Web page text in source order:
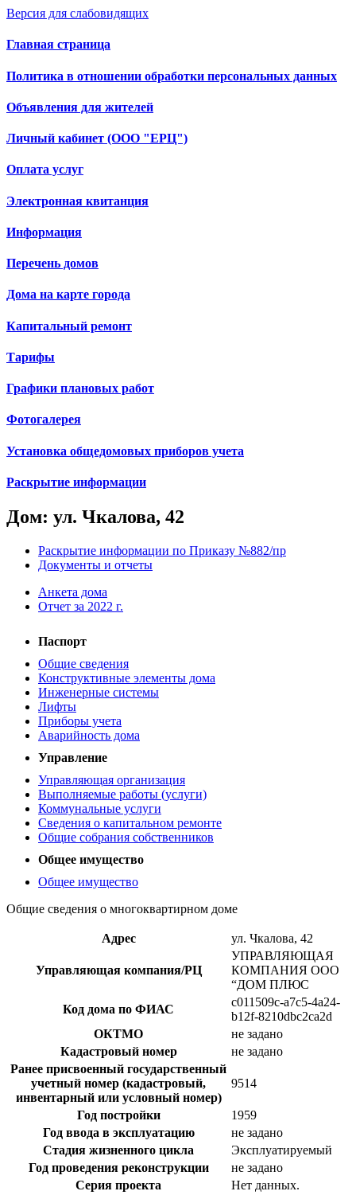
Версия для слабовидящих
Главная страница
Политика в отношении обработки персональных данных
Объявления для жителей
Личный кабинет (ООО "ЕРЦ")
Оплата услуг
Электронная квитанция
Информация
Перечень домов
Дома на карте города
Капитальный ремонт
Тарифы
Графики плановых работ
Фотогалерея
Установка общедомовых приборов учета
Раскрытие информации
Дом: ул. Чкалова, 42
Раскрытие информации по Приказу №882/пр
Документы и отчеты
Анкета дома
Отчет за 2022 г.
Паспорт
Общие сведения
Конструктивные элементы дома
Инженерные системы
Лифты
Приборы учета
Аварийность дома
Управление
Управляющая организация
Выполняемые работы (услуги)
Коммунальные услуги
Сведения о капитальном ремонте
Общие собрания собственников
Общее имущество
Общее имущество
Общие сведения о многоквартирном доме
Адрес ул. Чкалова, 42
Управляющая компания/РЦ
УПРАВЛЯЮЩАЯ
КОМПАНИЯ ООО
“ДОМ ПЛЮС
Код дома по ФИАС
c011509c-a7c5-4a24-
b12f-8210dbc2ca2d
ОКТМО
не задано
Кадастровый номер
не задано
Ранее присвоенный государственный
учетный номер (кадастровый,
инвентарный или условный номер)
9514
Год постройки
1959
Год ввода в эксплуатацию
не задано
Стадия жизненного цикла
Эксплуатируемый
Год проведения реконструкции
не задано
Серия проекта
Нет данных.